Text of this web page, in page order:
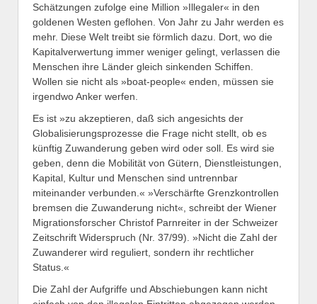
Schätzungen zufolge eine Million »Illegaler« in den
goldenen Westen geflohen. Von Jahr zu Jahr werden es
mehr. Diese Welt treibt sie förmlich dazu. Dort, wo die
Kapitalverwertung immer weniger gelingt, verlassen die
Menschen ihre Länder gleich sinkenden Schiffen.
Wollen sie nicht als »boat-people« enden, müssen sie
irgendwo Anker werfen.
Es ist »zu akzeptieren, daß sich angesichts der
Globalisierungsprozesse die Frage nicht stellt, ob es
künftig Zuwanderung geben wird oder soll. Es wird sie
geben, denn die Mobilität von Gütern, Dienstleistungen,
Kapital, Kultur und Menschen sind untrennbar
miteinander verbunden.« »Verschärfte Grenzkontrollen
bremsen die Zuwanderung nicht«, schreibt der Wiener
Migrationsforscher Christof Parnreiter in der Schweizer
Zeitschrift Widerspruch (Nr. 37/99). »Nicht die Zahl der
Zuwanderer wird reguliert, sondern ihr rechtlicher
Status.«
Die Zahl der Aufgriffe und Abschiebungen kann nicht